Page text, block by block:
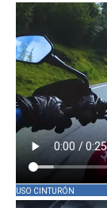
USO CINTURÓN